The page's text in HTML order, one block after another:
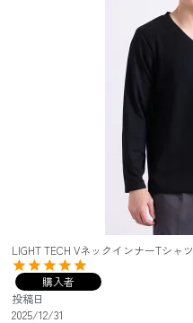
LIGHT TECH VネックインナーTシャツ
購入者
投稿日
2025/12/31